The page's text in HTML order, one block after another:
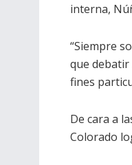
interna,
“Siempre
que debatir
fines
De cara a
Colorado